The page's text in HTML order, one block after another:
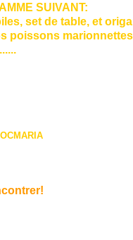
SUIVANT:
set de table, et
poissons